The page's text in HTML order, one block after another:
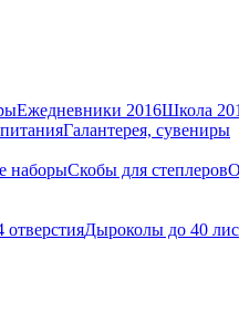
Ежедневники 2016Школа
Галантерея, сувениры
наборыСкобы для степлеров
Дыроколы до 40